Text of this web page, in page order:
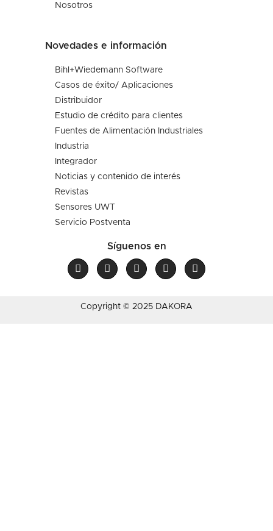
Nosotros
Novedades e información
Bihl+Wiedemann Software
Casos de éxito/ Aplicaciones
Distribuidor
Estudio de crédito para clientes
Fuentes de Alimentación Industriales
Industria
Integrador
Noticias y contenido de interés
Revistas
Sensores UWT
Servicio Postventa
Síguenos en
Copyright © 2025 DAKORA